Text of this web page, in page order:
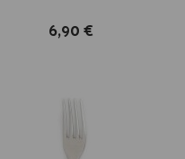
6,90 €